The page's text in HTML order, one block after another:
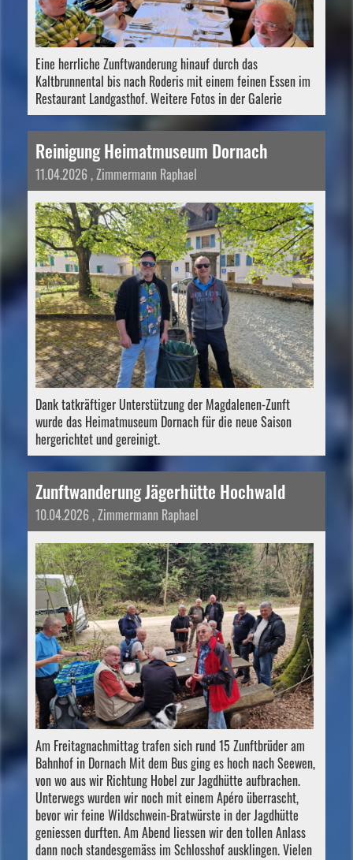
Eine herrliche Zunftwanderung hinauf durch das
Kaltbrunnental bis nach Roderis mit einem feinen Essen im
Restaurant Landgasthof. Weitere Fotos in der Galerie
Reinigung Heimatmuseum Dornach
11.04.2026, Zimmermann Raphael
Dank tatkräftiger Unterstützung der Magdalenen-Zunft
wurde das Heimatmuseum Dornach für die neue Saison
hergerichtet und gereinigt.
Zunftwanderung Jägerhütte Hochwald
10.04.2026, Zimmermann Raphael
Am Freitagnachmittag trafen sich rund 15 Zunftbrüder am
Bahnhof in Dornach Mit dem Bus ging es hoch nach Seewen,
von wo aus wir Richtung Hobel zur Jagdhütte aufbrachen.
Unterwegs wurden wir noch mit einem Apéro überrascht,
bevor wir feine Wildschwein-Bratwürste in der Jagdhütte
geniessen durften. Am Abend liessen wir den tollen Anlass
dann noch standesgemäss im Schlosshof ausklingen. Vielen